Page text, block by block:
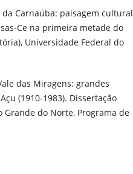
Carnaúba: paisagem cultural
Ce na primeira metade do
Universidade Federal do
das Miragens: grandes
(1910-1983). Dissertação
Grande do Norte, Programa de